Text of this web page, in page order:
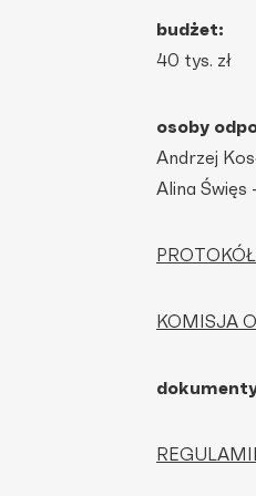
budżet:
40 tys. zł
osoby
Andrzej
Alina Święs
KOMISJA